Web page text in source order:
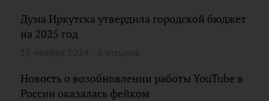
Дума Иркутска утвердила городской бюджет
на 2025 год
Новость о возобновлении работы YouTube в
России оказалась фейком